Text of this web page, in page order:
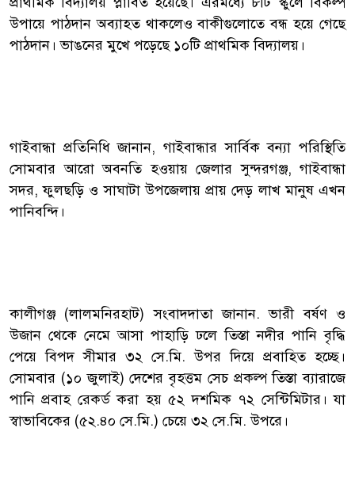
উপায়ে পাঠদান অব্যাহত থাকলেও বাকীগুলোতে বন্ধ হয়ে গেছে
পাঠদান। ভাঙনের মুখে পড়েছে ১০টি প্রাথমিক বিদ্যালয়।
গাইবান্ধা প্রতিনিধি জানান, গাইবান্ধার সার্বিক বন্যা পরিস্থিতি
সোমবার আরো অবনতি হওয়ায় জেলার সুন্দরগঞ্জ, গাইবান্ধা
সদর, ফুলছড়ি ও সাঘাটা উপজেলায় প্রায় দেড় লাখ মানুষ এখন
পানিবন্দি।
কালীগঞ্জ (লালমনিরহাট) সংবাদদাতা জানান. ভারী বর্ষণ ও
উজান থেকে নেমে আসা পাহাড়ি ঢলে তিস্তা নদীর পানি বৃদ্ধি
পেয়ে বিপদ সীমার ৩২ সে.মি. উপর দিয়ে প্রবাহিত হচ্ছে।
সোমবার (১০ জুলাই) দেশের বৃহত্তম সেচ প্রকল্প তিস্তা ব্যারাজে
পানি প্রবাহ রেকর্ড করা হয় ৫২ দশমিক ৭২ সেন্টিমিটার। যা
স্বাভাবিকের (৫২.৪০ সে.মি.) চেয়ে ৩২ সে.মি. উপরে।